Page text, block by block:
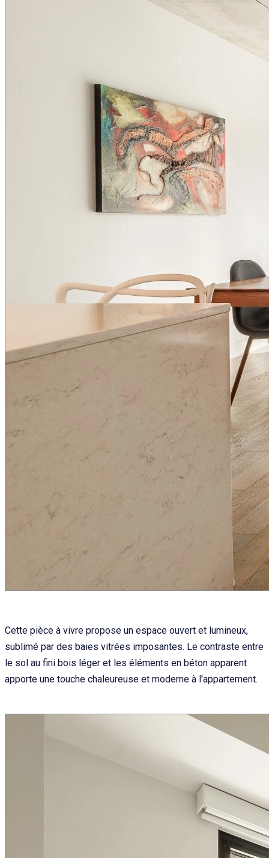
Cette pièce à vivre propose un espace ouvert et lumineux,
sublimé par des baies vitrées imposantes. Le contraste entre
le sol au fini bois léger et les éléments en béton apparent
apporte une touche chaleureuse et moderne à l'appartement.